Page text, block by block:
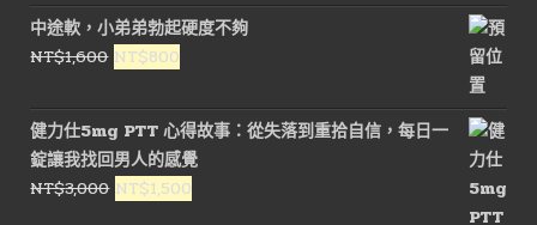
中途軟，小弟弟勃起硬度不夠
NT$1,600 原
價
格：
NT$1,600。
NT$800
價
格：
NT$800。
健力仕5mg PTT 心得故事：從失落到重拾自信，每日一
錠讓我找回男人的感覺
NT$3,000 原
NT$1,500